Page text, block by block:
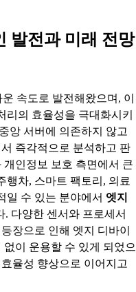
발전과 미래 전망
속도로 발전해왔으며, 이
의 효율성을 극대화시키
앙 서버에 의존하지 않고
즉각적으로 분석하고 판
인정보 보호 측면에서 큰
행차, 스마트 팩토리, 의료
일 수 있는 분야에서 엣지
다양한 센서와 프로세서
장으로 인해 엣지 디바이
이 운용할 수 있게 되었으
율성 향상으로 이어지고